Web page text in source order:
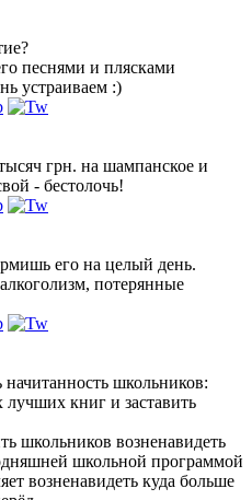
песнями и плясками
устраиваем :)
грн. на шампанское и
- бестолочь!
его на целый день.
потерянные
школьников:
лучших книг и заставить
школьников возненавидеть
школьной программой
возненавидеть куда больше